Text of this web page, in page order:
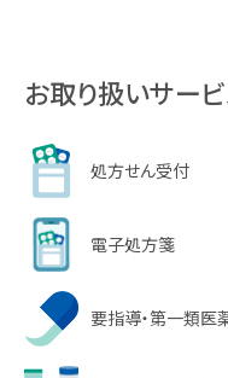
お取り扱いサー
処方せん受付
電子処方箋
要指導・第一類医